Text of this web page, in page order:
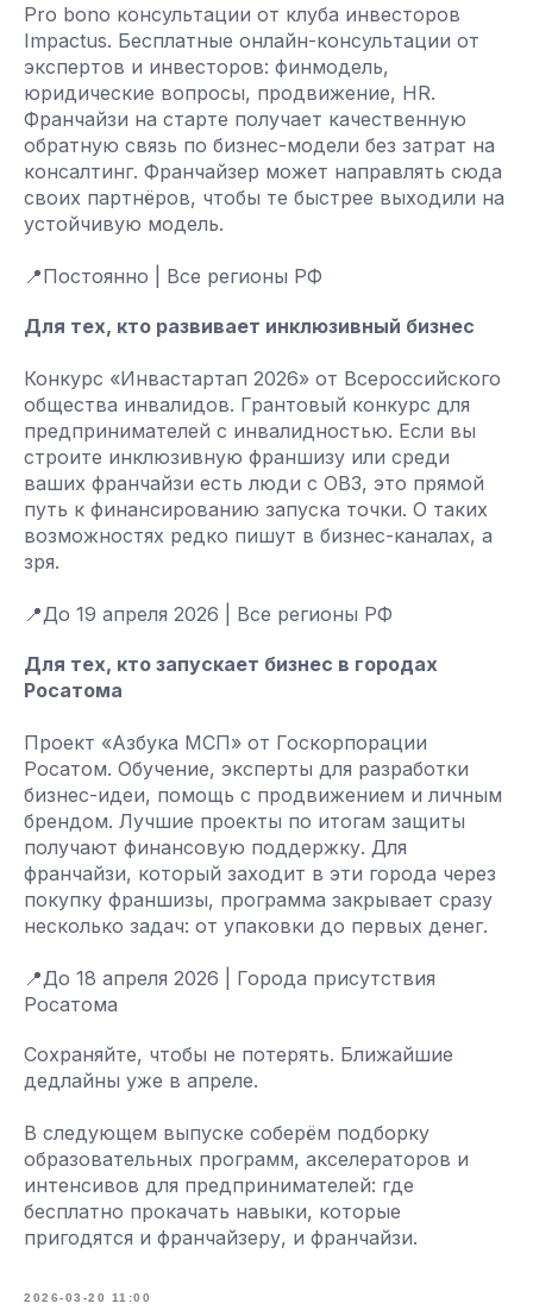
Pro bono консультации от клуба инвесторов
Impactus. Бесплатные онлайн-консультации от
экспертов и инвесторов: финмодель,
юридические вопросы, продвижение, HR.
Франчайзи на старте получает качественную
обратную связь по бизнес-модели без затрат на
консалтинг. Франчайзер может направлять сюда
своих партнёров, чтобы те быстрее выходили на
устойчивую модель.
📍Постоянно | Все регионы РФ
Для тех, кто развивает инклюзивный бизнес
Конкурс «Инвастартап 2026» от Всероссийского
общества инвалидов. Грантовый конкурс для
предпринимателей с инвалидностью. Если вы
строите инклюзивную франшизу или среди
ваших франчайзи есть люди с ОВЗ, это прямой
путь к финансированию запуска точки. О таких
возможностях редко пишут в бизнес-каналах, а
зря.
📍До 19 апреля 2026 | Все регионы РФ
Для тех, кто запускает бизнес в городах
Росатома
Проект «Азбука МСП» от Госкорпорации
Росатом. Обучение, эксперты для разработки
бизнес-идеи, помощь с продвижением и личным
брендом. Лучшие проекты по итогам защиты
получают финансовую поддержку. Для
франчайзи, который заходит в эти города через
покупку франшизы, программа закрывает сразу
несколько задач: от упаковки до первых денег.
📍До 18 апреля 2026 | Города присутствия
Росатома
Сохраняйте, чтобы не потерять. Ближайшие
дедлайны уже в апреле.
В следующем выпуске соберём подборку
образовательных программ, акселераторов и
интенсивов для предпринимателей: где
бесплатно прокачать навыки, которые
пригодятся и франчайзеру, и франчайзи.
2026-03-20 11:00